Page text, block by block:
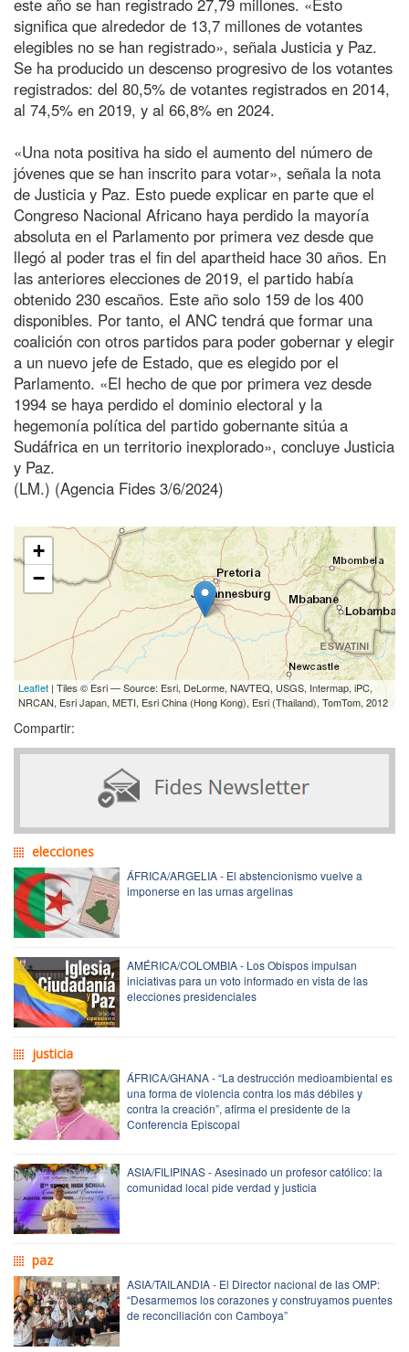
significa que alrededor de 13,7 millones de votantes
elegibles no se han registrado», señala Justicia y Paz.
Se ha producido un descenso progresivo de los votantes
registrados: del 80,5% de votantes registrados en 2014,
al 74,5% en 2019, y al 66,8% en 2024.
«Una nota positiva ha sido el aumento del número de
jóvenes que se han inscrito para votar», señala la nota
de Justicia y Paz. Esto puede explicar en parte que el
Congreso Nacional Africano haya perdido la mayoría
absoluta en el Parlamento por primera vez desde que
llegó al poder tras el fin del apartheid hace 30 años. En
las anteriores elecciones de 2019, el partido había
obtenido 230 escaños. Este año solo 159 de los 400
disponibles. Por tanto, el ANC tendrá que formar una
coalición con otros partidos para poder gobernar y elegir
a un nuevo jefe de Estado, que es elegido por el
Parlamento. «El hecho de que por primera vez desde
1994 se haya perdido el dominio electoral y la
hegemonía política del partido gobernante sitúa a
Sudáfrica en un territorio inexplorado», concluye Justicia
y Paz.
(LM.) (Agencia Fides 3/6/2024)
+
−
Leaflet | Tiles © Esri — Source: Esri, DeLorme, NAVTEQ, USGS, Intermap, iPC,
NRCAN, Esri Japan, METI, Esri China (Hong Kong), Esri (Thailand), TomTom, 2012
Compartir:
elecciones
ÁFRICA/ARGELIA - El abstencionismo vuelve a
imponerse en las urnas argelinas
AMÉRICA/COLOMBIA - Los Obispos impulsan
iniciativas para un voto informado en vista de las
elecciones presidenciales
justicia
ÁFRICA/GHANA - “La destrucción medioambiental es
una forma de violencia contra los más débiles y
contra la creación”, afirma el presidente de la
Conferencia Episcopal
ASIA/FILIPINAS - Asesinado un profesor católico: la
comunidad local pide verdad y justicia
paz
ASIA/TAILANDIA - El Director nacional de las OMP:
“Desarmemos los corazones y construyamos puentes
de reconciliación con Camboya”